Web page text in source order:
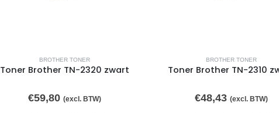
BROTHER TONER
Toner Brother TN-2320 zwart
€59,80 (excl. BTW)
BROTHER TONER
Toner Brother TN-2310
€48,43 (excl. BTW)